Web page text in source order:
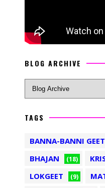
BLOG ARCHIVE
TAGS
BANNA-BANNI GEET
BHAJAN (18)
LOKGEET (9)